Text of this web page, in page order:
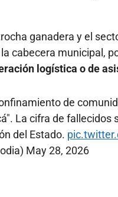
ganadera y el
cabecera municipal,
logística o de
de
La cifra de fallecidos
del Estado.
May 28, 2026